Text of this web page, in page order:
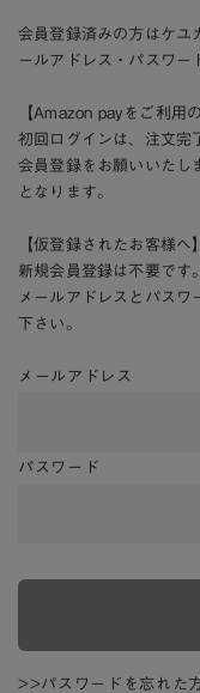
会員登録済みの方はケユ
ールアドレス・パスワー
【Amazon payをご利用
初回ログインは、注文完
会員登録をお願いいたし
となります。
【仮登録されたお客様へ】
新規会員登録は不要です。
メールアドレスとパスワ
下さい。
メールアドレス
パスワード
>>パスワードを忘れた